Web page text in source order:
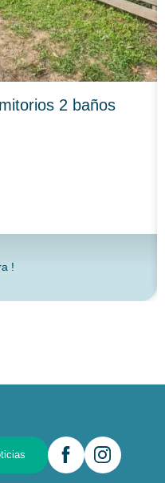
2 baños
!